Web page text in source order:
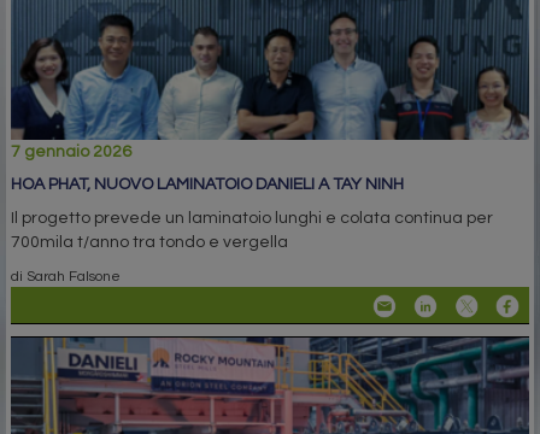
7 gennaio 2026
HOA PHAT, NUOVO LAMINATOIO DANIELI A TAY NINH
Il progetto prevede un laminatoio lunghi e colata continua per
700mila t/anno tra tondo e vergella
di Sarah Falsone